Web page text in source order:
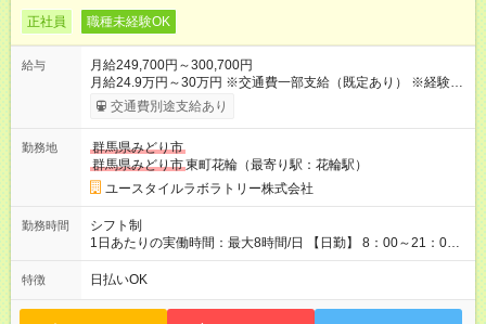
正社員 職種未経験OK
給与
月給249,700円～300,700円
月給24.9万円～30万円 ※交通費一部支給（既定あり） ※経験・
能力を考慮して決定します 【入社後のモデル月収（無資格・未
経験入社の場合）】 ［入社］ 無資格・未経験／月収21.1万円
年半］ ジュニアMGR／月収31.6万円 ［入社2年半］ マネー
ジャー／月収36万円以上 ※経験・能力等を考慮。 【試用期間】
試用期間あり 試用期間の長さ：2ヶ月 ※ 雇用形態と給与に、本
採用時と異なる部分があります。 雇用形態：本採用時と同じで
す。 給与：月給 211,700円 ～ 300,700円
交通費別途支給あり
勤務地
群馬県みどり市
群馬県みどり市東町花輪（最寄り駅：花輪駅）
ユースタイルラボラトリー株式会社
勤務時間
シフト制
1日あたりの実働時間：最大8時間/日 【日勤】 8：00～21：00
＊＊ 勤務時間例 ＊＊ ■8時から17時 ■9時から18時 ■10時か
ら19時 など ※上記の時間内で8時間勤務（休憩1時間）ご利用
（希望休あり）
特徴 日払いOK